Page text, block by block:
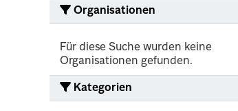
Organisationen
Für diese Suche wurden keine
Organisationen gefunden.
Kategorien